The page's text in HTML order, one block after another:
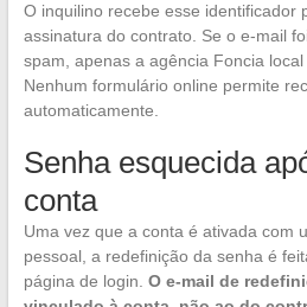
O inquilino recebe esse identificador
assinatura do contrato. Se o e-mail
spam, apenas a agência Foncia
Nenhum formulário online permite
automaticamente.
Senha esquecida
conta
Uma vez que a conta é ativada com
pessoal, a redefinição da senha é
página de login. O e-mail de